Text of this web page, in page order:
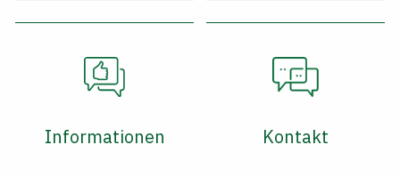
Informationen Kontakt